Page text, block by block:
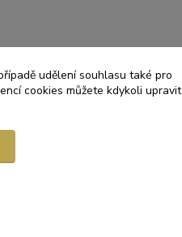
udělení souhlasu také pro
cookies můžete kdykoli upravit